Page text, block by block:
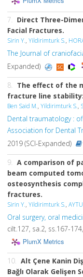
7. Direct Three-
Facial Fractures.
Sirin Y., Yildirimturk S.,
The Journal of
Expanded)
8. The effect of the
fracture line
Ben Said M., Yildirimturk S.,
Dental traumatology :
Association for Dental
2019 (SCI-Expanded)
9. A comparison of
beam computed
osteosynthesis
fractures.
Sirin Y., Yildirimturk S.,
Oral surgery, oral
cilt.127, sa.2, ss.167-
PlumX Metrics
10. Alt Çene Kanin
Bağlı Olarak Gelişen